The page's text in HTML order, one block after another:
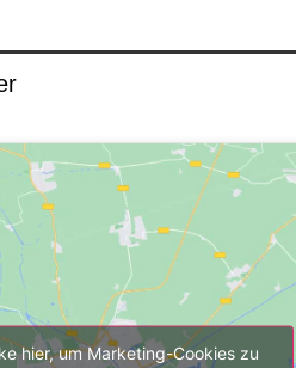
hier, um Marketing-Cookies zu